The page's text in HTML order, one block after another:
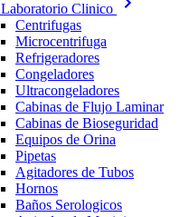
Laboratorio Clinico
Centrifugas
Microcentrifuga
Refrigeradores
Congeladores
Ultracongeladores
Cabinas de Flujo Laminar
Cabinas de Bioseguridad
Equipos de Orina
Pipetas
Agitadores de Tubos
Hornos
Baños Serologicos